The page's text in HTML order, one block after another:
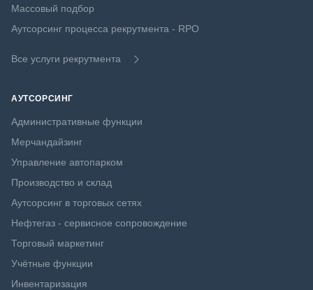
Массовый подбор
Аутсорсинг процесса рекрутмента - RPO
Все услуги рекрутмента
АУТСОРСИНГ
Административные функции
Мерчандайзинг
Управление автопарком
Производство и склад
Аутсорсинг в торговых сетях
Нефтегаз - сервисное сопровождение
Торговый маркетинг
Учётные функции
Инвентаризация